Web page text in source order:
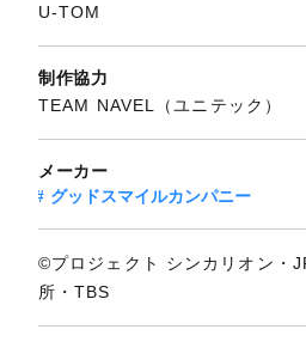
U-TOM
制作協力
TEAM NAVEL（ユニテック）
メーカー
グッドスマイルカンパニー
©プロジェクト シンカリオン・
所・TBS